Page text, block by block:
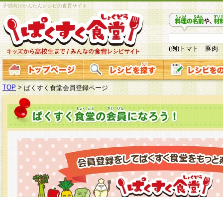
子供向けかんたんレシピの食育サイト
(例)トマト 豚肉
TOP > ぱくすく食堂会員登録ページ